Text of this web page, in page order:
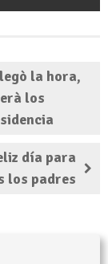
la hora,
los
día para
los padres